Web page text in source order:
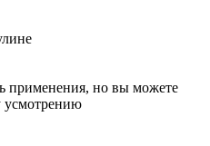
применения, но вы можете
усмотрению